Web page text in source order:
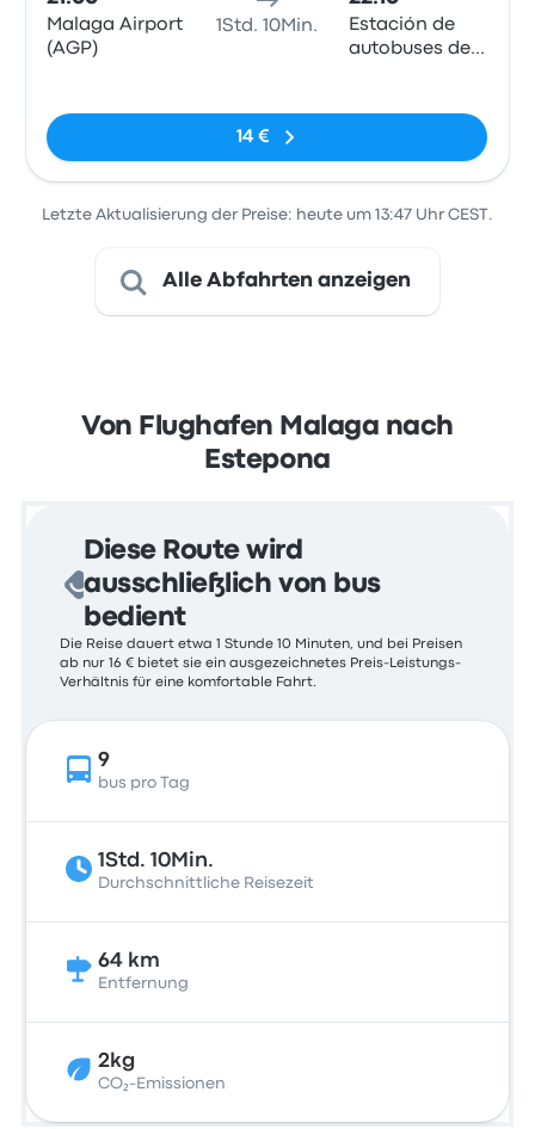
Malaga Airport
(AGP)
1Std. 10Min.
Estación de
autobuses de
14 €
Letzte Aktualisierung der Preise: heute um 13:47 Uhr CEST.
Alle Abfahrten anzeigen
Von Flughafen Malaga nach
Estepona
Diese Route wird
ausschließlich von bus
bedient
Die Reise dauert etwa 1 Stunde 10 Minuten, und bei Preisen
ab nur 16 € bietet sie ein ausgezeichnetes Preis-Leistungs-
Verhältnis für eine komfortable Fahrt.
9
bus pro Tag
1Std. 10Min.
Durchschnittliche Reisezeit
64 km
Entfernung
2kg
CO₂-Emissionen